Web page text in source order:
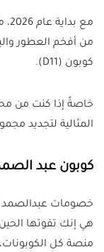
من أفخم العطور
كوبون (D11).
خاصةً إذا كنت من
المثالية لتجديد
كوبون عبد
خصومات عبدالصمد
منصة كل